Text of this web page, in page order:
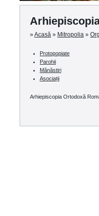
»Acasă » Mitropolia »
Protopopiate
Parohii
Mănăstiri
Asociații
Arhiepiscopia Ortodoxă